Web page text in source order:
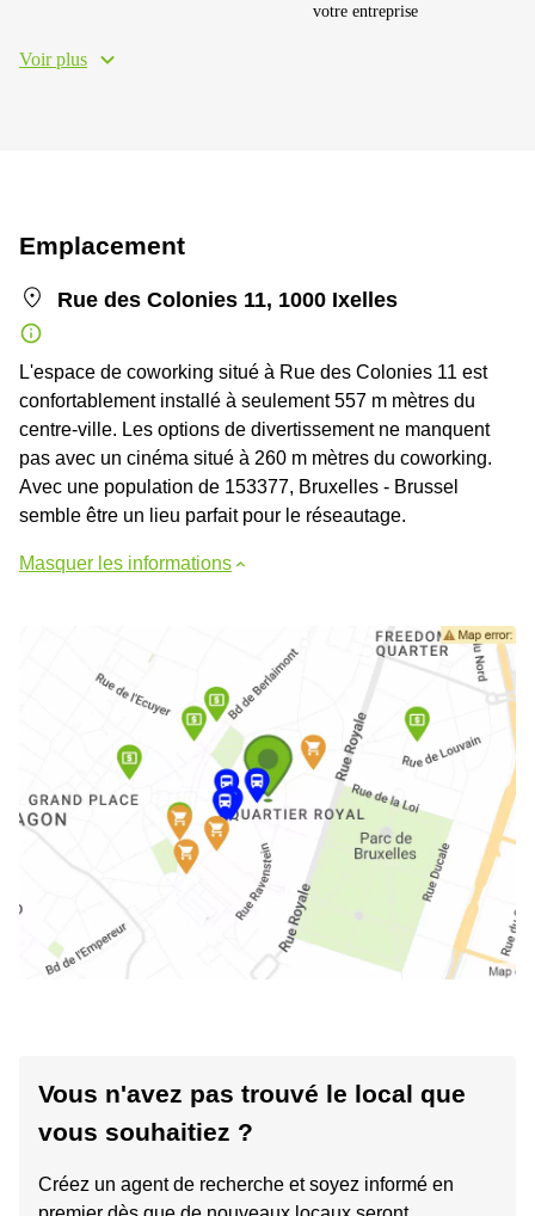
votre entreprise
Voir plus
Emplacement
Rue des Colonies 11, 1000 Ixelles
L'espace de coworking situé à Rue des Colonies 11 est
confortablement installé à seulement 557 m mètres du
centre-ville. Les options de divertissement ne manquent
pas avec un cinéma situé à 260 m mètres du coworking.
Avec une population de 153377, Bruxelles - Brussel
semble être un lieu parfait pour le réseautage.
Masquer les informations
Vous n'avez pas trouvé le local que
vous souhaitiez ?
Créez un agent de recherche et soyez informé en